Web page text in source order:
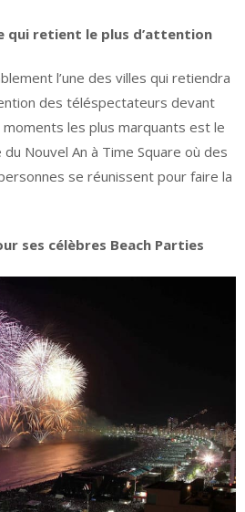
qui retient le plus d’attention
l’une des villes qui retiendra
des téléspectateurs devant
moments les plus marquants est le
Nouvel An à Time Square où des
se réunissent pour faire la
ses célèbres Beach Parties